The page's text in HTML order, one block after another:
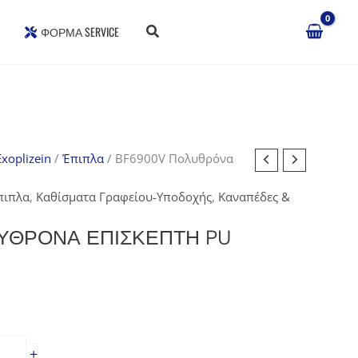
ΦΌΡΜΑ SERVICE
/ Έπιπλα/ BF6900V Πολυθρόνα
, Καθίσματα Γραφείου-Υποδοχής, Καναπέδες &
ΕΠΙΣΚΈΠΤΗ PU
+